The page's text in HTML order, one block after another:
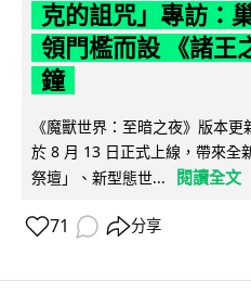
克的詛咒」專訪：
領門檻而設 《諸王
鐘
《魔獸世界：至暗之夜》版本
於 8 月 13 日正式上線，帶來全
祭壇」、新型態世...
閱讀全文
71 分享